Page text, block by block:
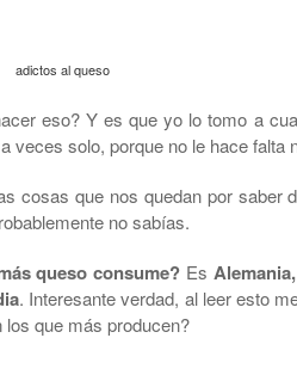
adictos al queso
eso? Y es que yo lo tomo a
veces solo, porque no le hace falta
cosas que nos quedan por saber
no sabías.
queso consume? Es
. Interesante verdad, al leer esto
que más producen?